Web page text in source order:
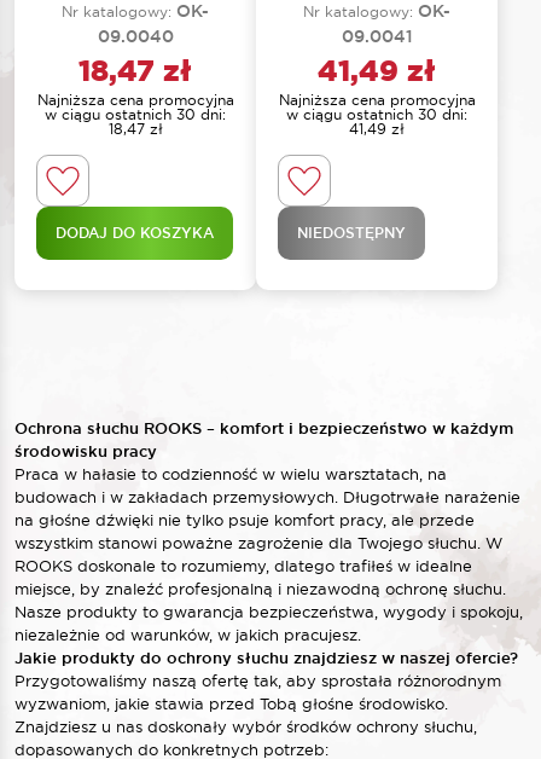
Nr katalogowy: OK-
09.0040
18,47 zł
Najniższa cena promocyjna
w ciągu ostatnich 30 dni:
18,47 zł
DODAJ DO KOSZYKA
Nr katalogowy: OK-
09.0041
41,49 zł
Najniższa cena promocyjna
w ciągu ostatnich 30 dni:
41,49 zł
NIEDOSTĘPNY
Ochrona słuchu ROOKS – komfort i bezpieczeństwo w każdym
środowisku pracy
Praca w hałasie to codzienność w wielu warsztatach, na
budowach i w zakładach przemysłowych. Długotrwałe narażenie
na głośne dźwięki nie tylko psuje komfort pracy, ale przede
wszystkim stanowi poważne zagrożenie dla Twojego słuchu. W
ROOKS doskonale to rozumiemy, dlatego trafiłeś w idealne
miejsce, by znaleźć profesjonalną i niezawodną ochronę słuchu.
Nasze produkty to gwarancja bezpieczeństwa, wygody i spokoju,
niezależnie od warunków, w jakich pracujesz.
Jakie produkty do ochrony słuchu znajdziesz w naszej ofercie?
Przygotowaliśmy naszą ofertę tak, aby sprostała różnorodnym
wyzwaniom, jakie stawia przed Tobą głośne środowisko.
Znajdziesz u nas doskonały wybór środków ochrony słuchu,
dopasowanych do konkretnych potrzeb: